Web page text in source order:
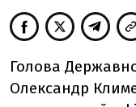
Голова
Олександр